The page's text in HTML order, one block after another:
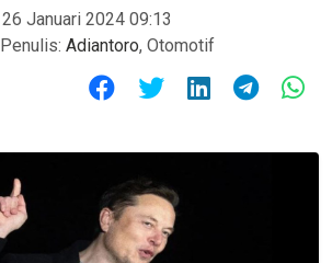
26 Januari 2024 09:13
Penulis: Adiantoro, Otomotif